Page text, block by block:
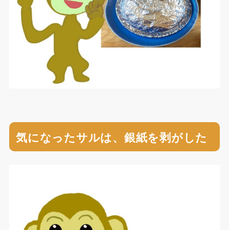
気になったサルは、銀紙を剥がした